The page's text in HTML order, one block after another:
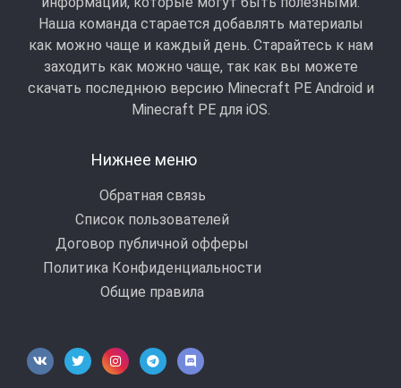
Наша команда старается добавлять материалы
как можно чаще и каждый день. Старайтесь к нам
заходить как можно чаще, так как вы можете
скачать последнюю версию Minecraft PE Android и
Minecraft РЕ для iOS.
Нижнее меню
Обратная связь
Список пользователей
Договор публичной офферы
Политика Конфиденциальности
Общие правила